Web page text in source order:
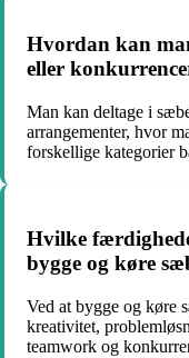
Hvordan kan
eller
Man kan deltage i
arrangementer, hvor
forskellige kategorier
Hvilke
bygge og køre
Ved at bygge og køre
kreativitet,
teamwork og